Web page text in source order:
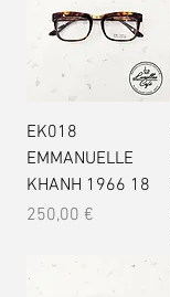
EK018
EMMANUELLE
KHANH 1966 18
Prix
250,00 €